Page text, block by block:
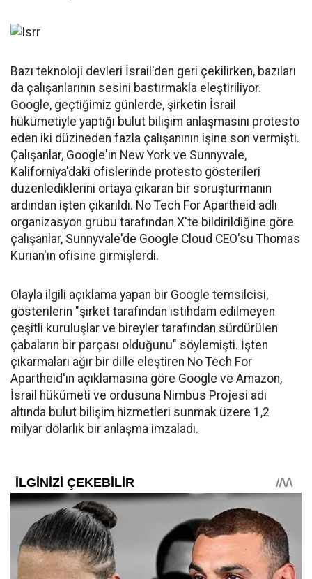
Bazı teknoloji devleri İsrail'den geri çekilirken, bazıları
da çalışanlarının sesini bastırmakla eleştiriliyor.
Google, geçtiğimiz günlerde, şirketin İsrail
hükümetiyle yaptığı bulut bilişim anlaşmasını protesto
eden iki düzineden fazla çalışanının işine son vermişti.
Çalışanlar, Google'ın New York ve Sunnyvale,
Kaliforniya'daki ofislerinde protesto gösterileri
düzenlediklerini ortaya çıkaran bir soruşturmanın
ardından işten çıkarıldı. No Tech For Apartheid adlı
organizasyon grubu tarafından X'te bildirildiğine göre
çalışanlar, Sunnyvale'de Google Cloud CEO'su Thomas
Kurian'ın ofisine girmişlerdi.
Olayla ilgili açıklama yapan bir Google temsilcisi,
gösterilerin "şirket tarafından istihdam edilmeyen
çeşitli kuruluşlar ve bireyler tarafından sürdürülen
çabaların bir parçası olduğunu" söylemişti. İşten
çıkarmaları ağır bir dille eleştiren No Tech For
Apartheid'ın açıklamasına göre Google ve Amazon,
İsrail hükümeti ve ordusuna Nimbus Projesi adı
altında bulut bilişim hizmetleri sunmak üzere 1,2
milyar dolarlık bir anlaşma imzaladı.